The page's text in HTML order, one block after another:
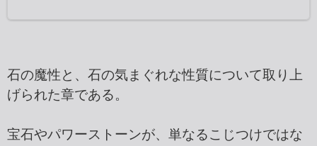
石の魔性と、石の気まぐれな性質について取り上
げられた章である。
宝石やパワーストーンが、単なるこじつけではな